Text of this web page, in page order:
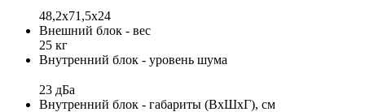
48,2х71,5х24
Внешний блок - вес
25 кг
Внутренний блок - уровень шума
23 дБа
Внутренний блок - габариты (ВхШхГ), см